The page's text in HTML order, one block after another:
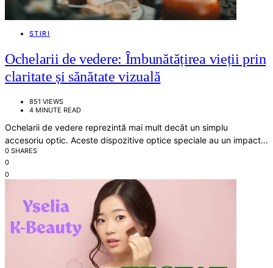
STIRI
Ochelarii de vedere: Îmbunătățirea vieții prin
claritate și sănătate vizuală
851 VIEWS
4 MINUTE READ
Ochelarii de vedere reprezintă mai mult decât un simplu
accesoriu optic. Aceste dispozitive optice speciale au un impact…
0 SHARES
0
0